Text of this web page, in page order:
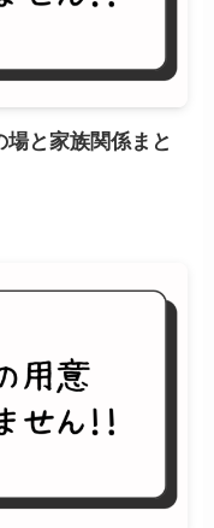
と家族関係まと